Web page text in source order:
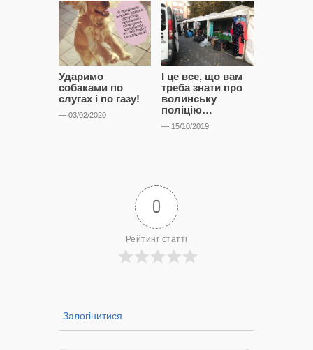
Ударимо
собаками по
слугах і по газу!
— 03/02/2020
І це все, що вам
треба знати про
волинську
поліцію…
— 15/10/2019
0
Рейтинг статті
Залогінитися